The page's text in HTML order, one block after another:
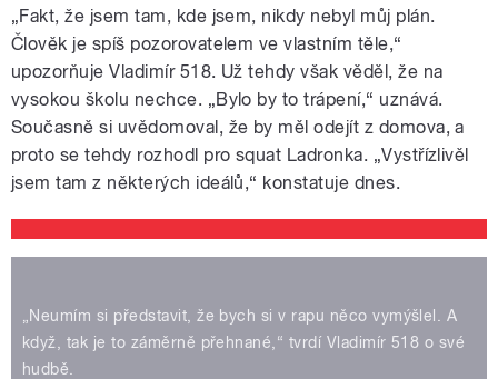
„Fakt, že jsem tam, kde jsem, nikdy nebyl můj plán.
Člověk je spíš pozorovatelem ve vlastním těle,“
upozorňuje Vladimír 518. Už tehdy však věděl, že na
vysokou školu nechce. „Bylo by to trápení,“ uznává.
Současně si uvědomoval, že by měl odejít z domova, a
proto se tehdy rozhodl pro squat Ladronka. „Vystřízlivěl
jsem tam z některých ideálů,“ konstatuje dnes.
„Neumím si představit, že bych si v rapu něco vymýšlel. A
když, tak je to záměrně přehnané,“ tvrdí Vladimír 518 o své
hudbě.